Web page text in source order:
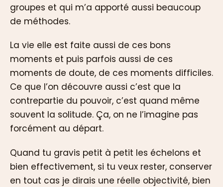
groupes et qui m’a apporté aussi beaucoup
de méthodes.
La vie elle est faite aussi de ces bons
moments et puis parfois aussi de ces
moments de doute, de ces moments difficiles.
Ce que l’on découvre aussi c’est que la
contrepartie du pouvoir, c’est quand même
souvent la solitude. Ça, on ne l’imagine pas
forcément au départ.
Quand tu gravis petit à petit les échelons et
bien effectivement, si tu veux rester, conserver
en tout cas je dirais une réelle objectivité, bien